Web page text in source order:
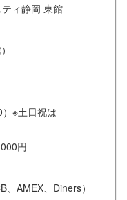
ィ静岡 東館
※土日祝は
円
AMEX、Diners）